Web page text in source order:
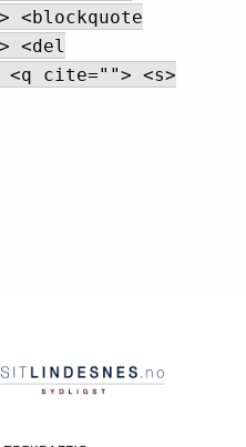
<blockquote
<del
<q cite=""> <s>